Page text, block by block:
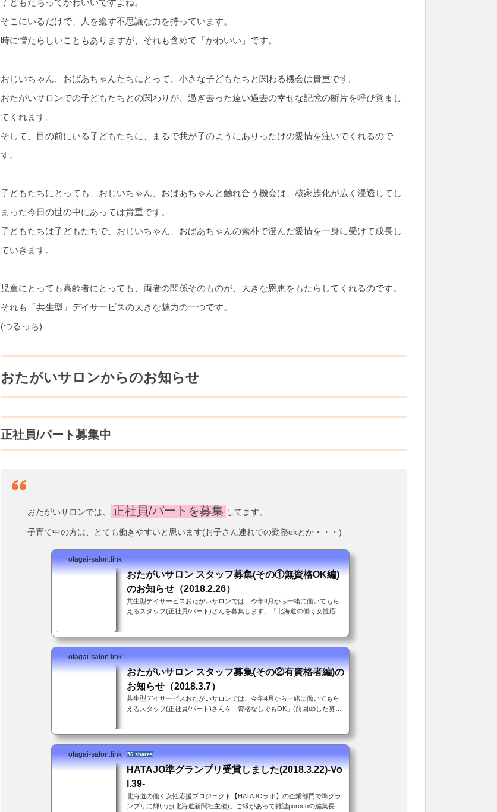
子どもたちってかわいいですよね。
そこにいるだけで、人を癒す不思議な力を持っています。
時に憎たらしいこともありますが、それも含めて「かわいい」です。
おじいちゃん、おばあちゃんたちにとって、小さな子どもたちと関わる機会は貴重です。
おたがいサロンでの子どもたちとの関わりが、過ぎ去った遠い過去の幸せな記憶の断片を呼び覚まし
てくれます。
そして、目の前にいる子どもたちに、まるで我が子のようにありったけの愛情を注いでくれるので
す。
子どもたちにとっても、おじいちゃん、おばあちゃんと触れ合う機会は、核家族化が広く浸透してし
まった今日の世の中にあっては貴重です。
子どもたちは子どもたちで、おじいちゃん、おばあちゃんの素朴で澄んだ愛情を一身に受けて成長し
ていきます。
児童にとっても高齢者にとっても、両者の関係そのものが、大きな恩恵をもたらしてくれるのです。
それも「共生型」デイサービスの大きな魅力の一つです。
(つるっち)
おたがいサロンからのお知らせ
正社員/パート募集中
おたがいサロンでは、 正社員/パートを募集 してます。
子育て中の方は、とても働きやすいと思います(お子さん連れでの勤務okとか・・・)
otagai-salon.link
おたがいサロン スタッフ募集(その①無資格OK編)
のお知らせ（2018.2.26）
共生型デイサービスおたがいサロンでは、今年4月から一緒に働いてもら
えるスタッフ(正社員/パート)さんを募集します。「北海道の働く女性応援
や経験は不要、年齢も問いません。ただし車の普通免許を持ってて送迎業
可！(いや、むしろ大歓迎！)「送迎業務が可能である旨も強調して下さ
い」とスタッフかわちゃんにつっこまれた...
otagai-salon.link
おたがいサロン スタッフ募集(その②有資格者編)の
お知らせ（2018.3.7）
共生型デイサービスおたがいサロンでは、今年4月から一緒に働いてもら
えるスタッフ(正社員/パート)さんを「資格なしでもOK」(前回upした募集)
の普通免許を持ってて送迎業務に支障がないこと。子育て中の方も安心。
のお知らせ」ではありますが、「おたがいサロンってこんなとこだよ」と
いう話でもあります(前回よりちょっと...
otagai-salon.link 56 shares
HATAJO準グランプリ受賞しました(2018.3.22)-Vo
l.39-
北海道の働く女性応援プロジェクト【HATAJOラボ】の企業部門で準グラ
ンプリに輝いた(北海道新聞社主催)。ご縁があって雑誌porocoの編集長